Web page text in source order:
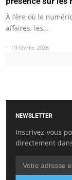
À l’ère où le
affaires, les…
19 février 2026
NEWSLETTER
Inscrivez-vous
directement